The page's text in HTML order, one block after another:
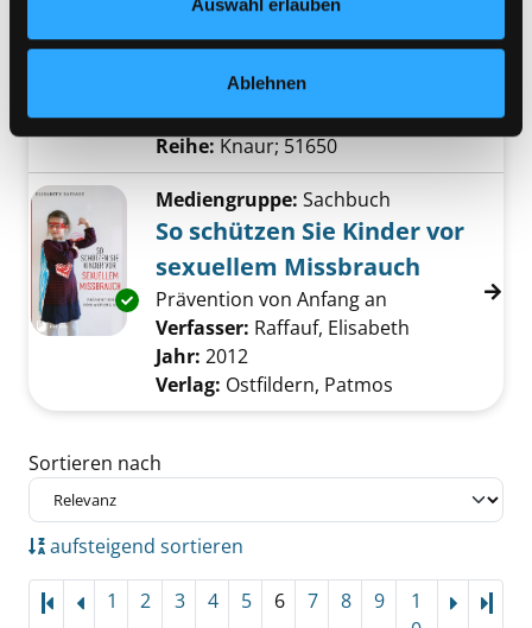
Auswahl erlauben
Ablehnen
Suche nach diesem Verfasser
Jahr:2017Verlag:München, Knaur
Reihe:Knaur; 51650
Exemplar-Details von So schützen Sie
Mediengruppe: Sachbuch
So schützen Sie Kinder vor
sexuellem Missbrauch
Prävention von Anfang an
Verfasser: Raffauf, Elisabeth
Jahr: 2012
Verlag: Ostfildern, Patmos
Zu den Suchfiltern springen
Sortieren nach
aufsteigend sortieren
1 2 3 4 5 6 7 8 9
1